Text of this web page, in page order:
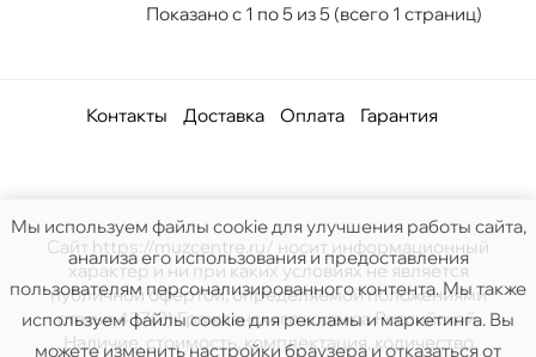
Показано с 1 по 5 из 5 (всего 1 страниц)
Контакты Доставка Оплата Гарантия
Сайт https://muzcentre.ru/ носит информационный
характер и ни при каких условиях не является
публичной офертой, определяемой положениями
статьи 437(2) Гражданского кодекса Российской.
Наличие, стоимость, комплектация, количество
Мы используем файлы cookie для улучшения работы сайта,
анализа его использования и предоставления
пользователям персонализированного контента. Мы также
используем файлы cookie для рекламы и маркетинга. Вы
можете изменить настройки браузера и отказаться от